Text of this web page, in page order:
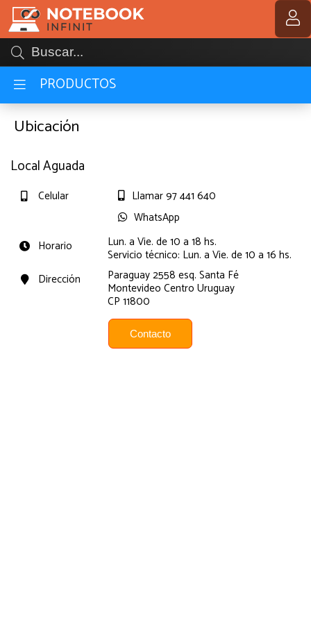
PRODUCTOS
MI COMPRA
Ubicación
Local Aguada
Celular
Llamar 97 441 640
WhatsApp
Horario
Lun. a Vie. de 10 a 18 hs.
Servicio técnico: Lun. a Vie. de 10 a 16 hs.
Dirección
Paraguay 2558 esq. Santa Fé
Montevideo Centro Uruguay
CP 11800